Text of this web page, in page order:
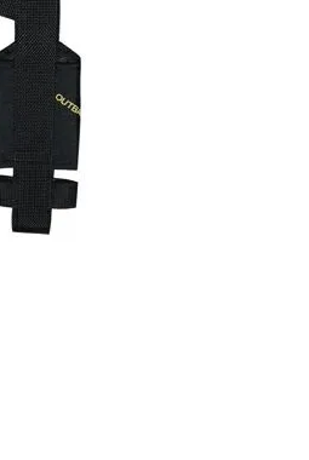
リから選ぶ
箱わな
クビシン・ネズミ等）